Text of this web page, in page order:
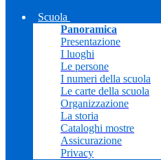
Scuola
Panoramica
Presentazione
I luoghi
Le persone
I numeri della scuola
Le carte della scuola
Organizzazione
La storia
Cataloghi mostre
Assicurazione
Privacy